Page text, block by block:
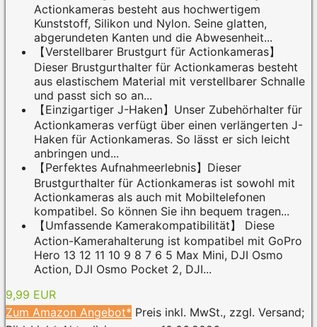
Actionkameras besteht aus hochwertigem
Kunststoff, Silikon und Nylon. Seine glatten,
abgerundeten Kanten und die Abwesenheit...
【Verstellbarer Brustgurt für Actionkameras】
Dieser Brustgurthalter für Actionkameras besteht
aus elastischem Material mit verstellbarer Schnalle
und passt sich so an...
【Einzigartiger J-Haken】Unser Zubehörhalter für
Actionkameras verfügt über einen verlängerten J-
Haken für Actionkameras. So lässt er sich leicht
anbringen und...
【Perfektes Aufnahmeerlebnis】Dieser
Brustgurthalter für Actionkameras ist sowohl mit
Actionkameras als auch mit Mobiltelefonen
kompatibel. So können Sie ihn bequem tragen...
【Umfassende Kamerakompatibilität】 Diese
Action-Kamerahalterung ist kompatibel mit GoPro
Hero 13 12 11 10 9 8 7 6 5 Max Mini, DJI Osmo
Action, DJI Osmo Pocket 2, DJI...
9,99 EUR
Zum Amazon Angebot* Preis inkl. MwSt., zzgl. Versand;